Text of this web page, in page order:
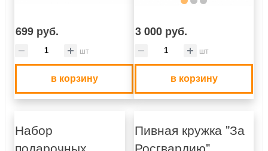
699 руб.
шт
в корзину
3 000 руб.
шт
в корзину
Набор
Пивная кружка "За